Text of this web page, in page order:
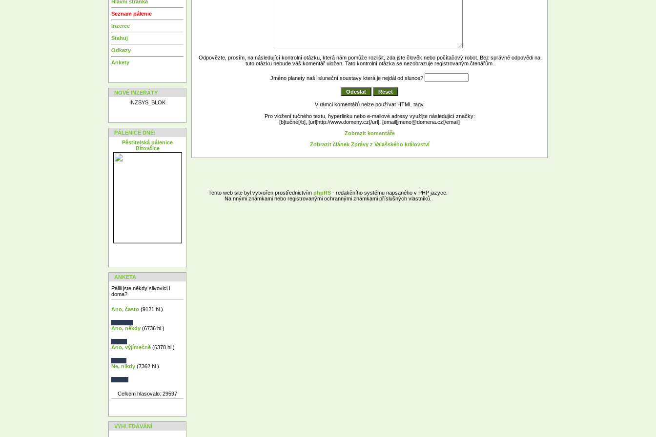
Hlavní stránka
Seznam pálenic
Inzerce
Stahuj
Odkazy
Ankety
NOVÉ INZERÁTY
INZSYS_BLOK
PÁLENICE DNE:
Pěstitelská pálenice
Bítovčice
ANKETA
Pálili jste někdy slivovici i
doma?
Ano, často (9121 hl.)
Ano, někdy (6736 hl.)
Ano, výjímečně (6378 hl.)
Ne, nikdy (7362 hl.)
Celkem hlasovalo: 29597
VYHLEDÁVÁNÍ
Odpovězte, prosím, na následující kontrolní otázku, která nám pomůže rozlišit, zda jste člověk nebo počítačový robot. Bez správné odpovědi na
tuto otázku nebude váš komentář uložen. Tato kontrolní otázka se nezobrazuje registrovaným čtenářům.
Jméno planety naší sluneční soustavy která je nejdál od slunce?
V rámci komentářů nelze používat HTML tagy.
Pro vložení tučného textu, hyperlinku nebo e-mailové adresy využijte následující značky:
[b]tučné[/b], [url]http://www.domeny.cz[/url], [email]jmeno@domena.cz[/email]
Zobrazit komentáře
Zobrazit článek Zprávy z Valašského království
Tento web site byl vytvořen prostřednictvím phpRS - redakčního systému napsaného v PHP jazyce.
Na nnými známkami nebo registrovanými ochrannými známkami příslušných vlastníků.